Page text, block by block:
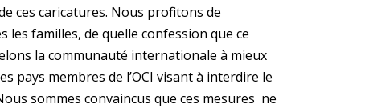
ces caricatures. Nous profitons de
les familles, de quelle confession que ce
la communauté internationale à mieux
membres de l’OCI visant à interdire le
sommes convaincus que ces mesures ne